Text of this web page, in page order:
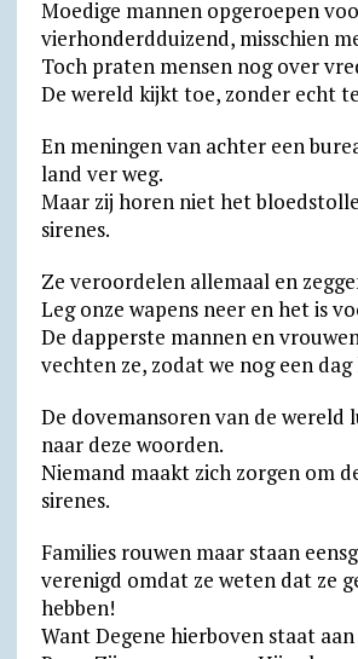
Moedige mannen opgeroepen
vierhonderdduizend, misschien
Toch praten mensen nog over
De wereld kijkt toe, zonder echt
En meningen van achter een
land ver weg.
Maar zij horen niet het
sirenes.
Ze veroordelen allemaal en
Leg onze wapens neer en het is
De dapperste mannen en
vechten ze, zodat we nog een
De dovemansoren van de wereld
naar deze woorden.
Niemand maakt zich zorgen om
sirenes.
Families rouwen maar staan
verenigd omdat ze weten dat ze
hebben!
Want Degene hierboven staat